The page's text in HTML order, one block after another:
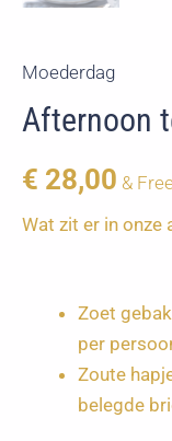
Moederdag
Afternoon
€ 28,00 &
Wat zit er in onze
Zoet
per
Zoute
belegde